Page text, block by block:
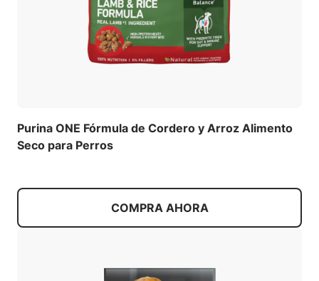
Purina ONE Fórmula de Cordero y Arroz Alimento
Seco para Perros
COMPRA AHORA